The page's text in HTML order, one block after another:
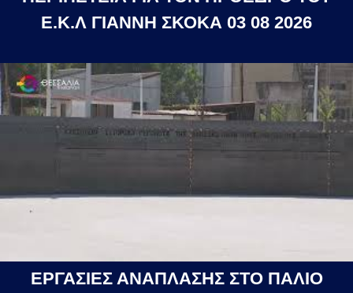
Ε.Κ.Λ ΓΙΑΝΝΗ ΣΚΟΚΑ 03 08 2026
ΕΡΓΑΣΙΕΣ ΑΝΑΠΛΑΣΗΣ ΣΤΟ ΠΑΛΙΟ